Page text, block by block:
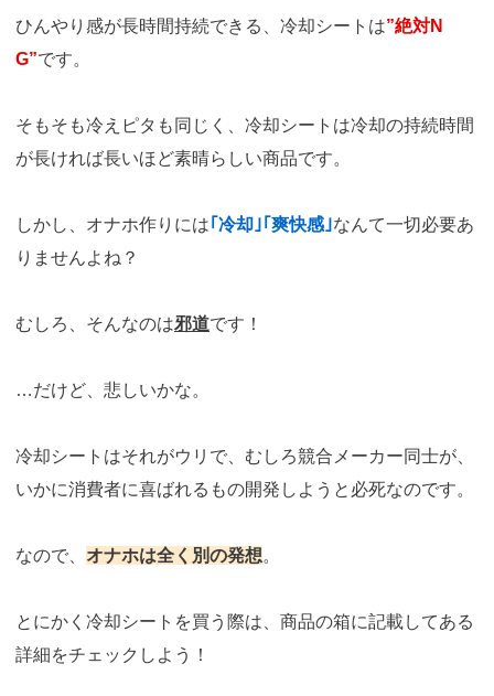
ひんやり感が長時間持続できる、冷却シートは”絶対N
G”です。
そもそも冷えピタも同じく、冷却シートは冷却の持続時間
が長ければ長いほど素晴らしい商品です。
しかし、オナホ作りには｢冷却｣｢爽快感｣なんて一切必要あ
りませんよね？
むしろ、そんなのは邪道です！
…だけど、悲しいかな。
冷却シートはそれがウリで、むしろ競合メーカー同士が、
いかに消費者に喜ばれるもの開発しようと必死なのです。
なので、 オナホは全く別の発想。
とにかく冷却シートを買う際は、商品の箱に記載してある
詳細をチェックしよう！